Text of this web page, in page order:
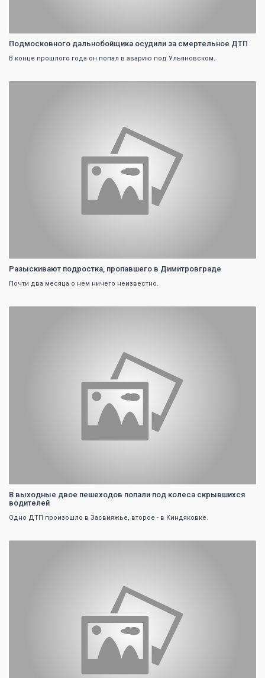
Подмосковного дальнобойщика осудили за смертельное ДТП
В конце прошлого года он попал в аварию под Ульяновском.
Разыскивают подростка, пропавшего в Димитровграде
Почти два месяца о нем ничего неизвестно.
В выходные двое пешеходов попали под колеса скрывшихся
водителей
Одно ДТП произошло в Засвияжье, второе - в Киндяковке.